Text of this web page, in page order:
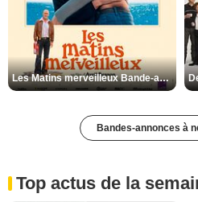
Les Matins merveilleux Bande-annonce VF
Bandes-annonces à
Top actus de la